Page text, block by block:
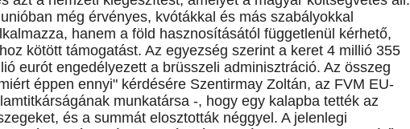
még érvényes, kvótákkal és más szabályokkal
hanem a föld hasznosításától függetlenül kérhető,
kötött támogatást. Az egyezség szerint a keret 4 millió 355
eurót engedélyezett a brüsszeli adminisztráció. Az összeg
éppen ennyi" kérdésére Szentirmay Zoltán, az FVM EU-
munkatársa -, hogy egy kalapba tették az
és a summát elosztották néggyel. A jelenlegi